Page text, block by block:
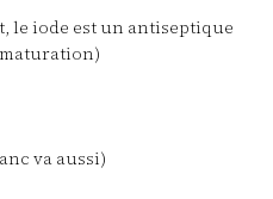
le iode est un antiseptique
va aussi)